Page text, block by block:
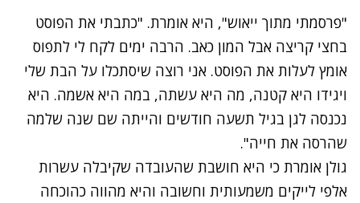
"פרסמתי מתוך ייאוש", היא אומרת. "כתבתי את הפוסט
בחצי קריצה אבל המון כאב. הרבה ימים לקח לי לתפוס
אומץ לעלות את הפוסט. אני רוצה שיסתכלו על הבת שלי
ויגידו היא קטנה, מה היא עשתה, במה היא אשמה. היא
נכנסה לגן בגיל תשעה חודשים והייתה שם שנה שלמה
שהרסה את חייה".
גולן אומרת כי היא חושבת שהעובדה שקיבלה עשרות
אלפי לייקים משמעותית וחשובה והיא מהווה כהוכחה